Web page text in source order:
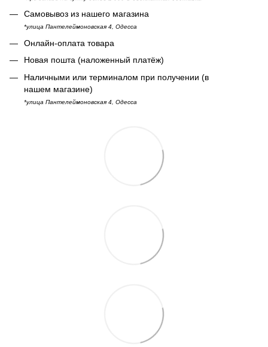
Самовывоз из нашего магазина
*улица Пантелеймоновская 4, Одесса
Онлайн-оплата товара
Новая пошта (наложенный платёж)
Наличными или терминалом при получении (в
нашем магазине)
*улица Пантелеймоновская 4, Одесса